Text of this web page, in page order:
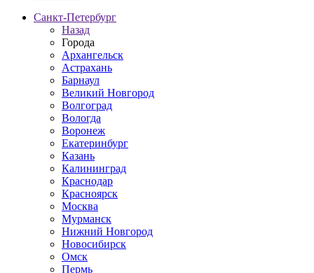
Санкт-Петербург
Назад
Города
Архангельск
Астрахань
Барнаул
Великий Новгород
Волгоград
Вологда
Воронеж
Екатеринбург
Казань
Калининград
Краснодар
Красноярск
Москва
Мурманск
Нижний Новгород
Новосибирск
Омск
Пермь